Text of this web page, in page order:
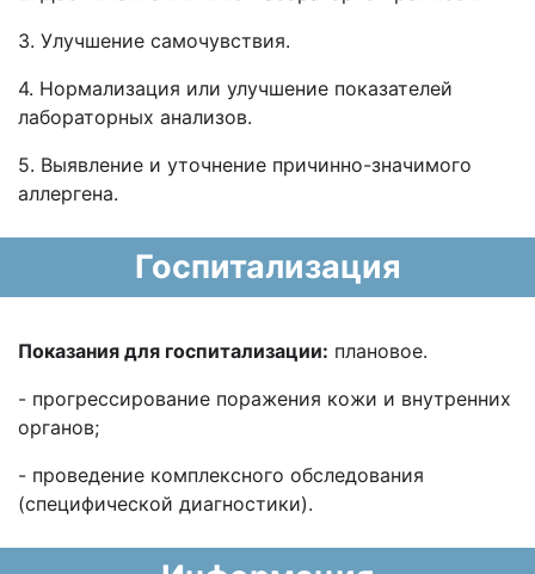
3. Улучшение самочувствия.
4. Нормализация или улучшение показателей
лабораторных анализов.
5. Выявление и уточнение причинно-значимого
аллергена.
Госпитализация
Показания для госпитализации: плановое.
- прогрессирование поражения кожи и внутренних
органов;
- проведение комплексного обследования
(специфической диагностики).